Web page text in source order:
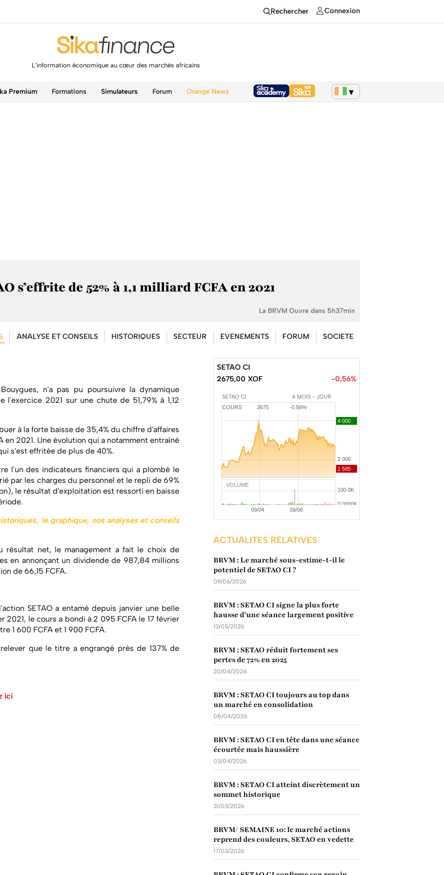
Rechercher Connexion
L’information économique au cœur des marchés africains
Premium Formations Simulateurs Forum Orange News
s’effrite de 52% à 1,1 milliard FCFA en 2021
La BRVM Ouvre dans 5h37min
ANALYSE ET CONSEILS HISTORIQUES SECTEUR EVENEMENTS FORUM SOCIETE
n'a pas pu poursuivre la dynamique
2021 sur une chute de 51,79% à 1,12
à la forte baisse de 35,4% du chiffre d'affaires
en 2021. Une évolution qui a notamment entraîné
s'est effritée de plus de 40%.
l'un des indicateurs financiers qui a plombé le
par les charges du personnel et le repli de 69%
le résultat d'exploitation est ressorti en baisse
le graphique, nos analyses et conseils
résultat net, le management a fait le choix de
en annonçant un dividende de 987,84 millions
de 66,15 FCFA.
SETAO a entamé depuis janvier une belle
2021, le cours a bondi à 2 095 FCFA le 17 février
1 600 FCFA et 1 900 FCFA.
que le titre a engrangé près de 137% de
ici
SETAO CI
2675,00 XOF
-0,56%
SETAO CI 6 MOIS - JOUR
VOLUME
COURS 2675 -0.56%
ACTUALITES RELATIVES
BRVM : Le marché sous-estime-t-il le
potentiel de SETAO CI ?
09/06/2026
BRVM : SETAO CI signe la plus forte
hausse d’une séance largement positive
13/05/2026
BRVM : SETAO réduit fortement ses
pertes de 72% en 2025
20/04/2026
BRVM : SETAO CI toujours au top dans
un marché en consolidation
08/04/2026
BRVM : SETAO CI en tête dans une séance
écourtée mais haussière
03/04/2026
BRVM : SETAO CI atteint discrètement un
sommet historique
31/03/2026
BRVM/ SEMAINE 10: le marché actions
reprend des couleurs, SETAO en vedette
17/03/2026